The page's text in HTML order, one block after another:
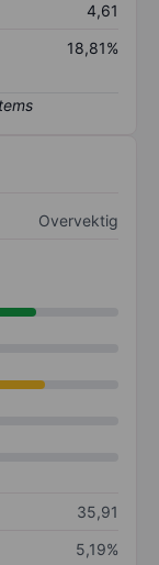
4,61
18,81%
Overvektig
35,91
5,19%